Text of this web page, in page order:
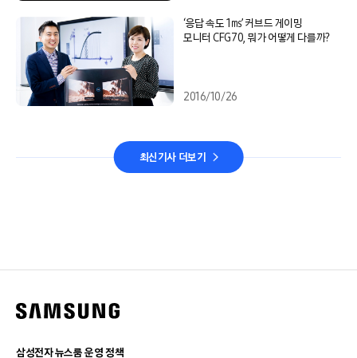
‘응답 속도 1㎳’ 커브드 게이밍
모니터 CFG70, 뭐가 어떻게 다를까?
2016/10/26
최신기사 더보기
삼성전자 뉴스룸 운영 정책